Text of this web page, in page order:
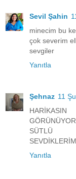
Sevil Şahin
minecim bu
çok severim
sevgiler
Yanıtla
Şehnaz 11
Yanıtla